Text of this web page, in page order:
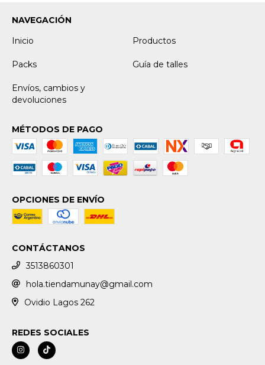
NAVEGACIÓN
Inicio
Productos
Packs Guía de talles
Envíos, cambios y
devoluciones
MÉTODOS DE PAGO
OPCIONES DE ENVÍO
CONTÁCTANOS
3513860301
hola.tiendamunay@gmail.com
Ovidio Lagos 262
REDES SOCIALES